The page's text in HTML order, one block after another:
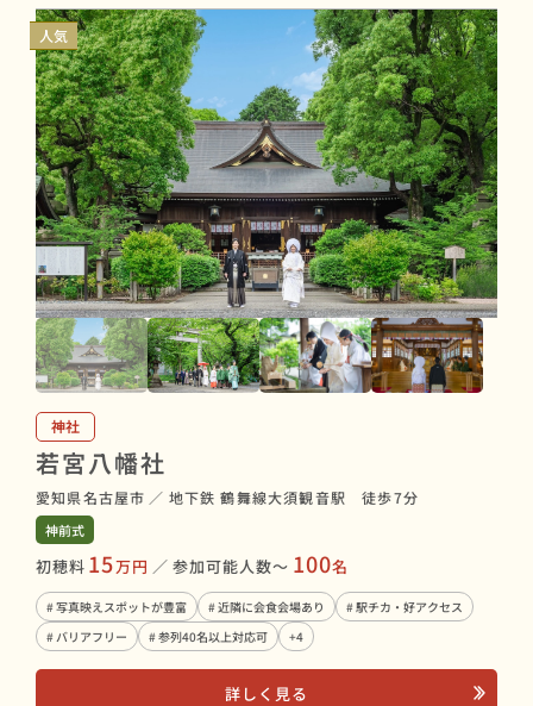
人気
神社
若宮八幡社
愛知県名古屋市 ／ 地下鉄 鶴舞線大須観音駅 徒歩7分
神前式
初穂料 15万円 ／ 参加可能人数〜 100名
# 写真映えスポットが豊富 # 近隣に会食会場あり
# 駅チカ・好アクセス
# バリアフリー
# 参列40名以上対応可 +4
詳しく見る